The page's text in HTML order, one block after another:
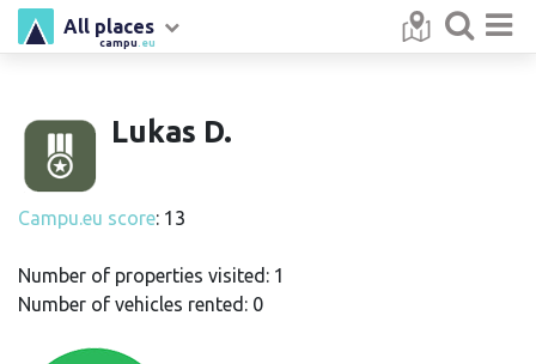
campu .eu
All places
Lukas D.
Campu.eu score: 13
Number of properties visited: 1
Number of vehicles rented: 0